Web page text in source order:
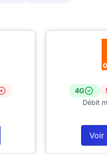
4G
Débit
Voir